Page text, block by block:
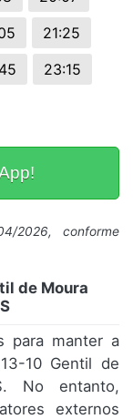
21:25
23:15
2026, conforme
de Moura
para manter a
10 Gentil de
No entanto,
externos